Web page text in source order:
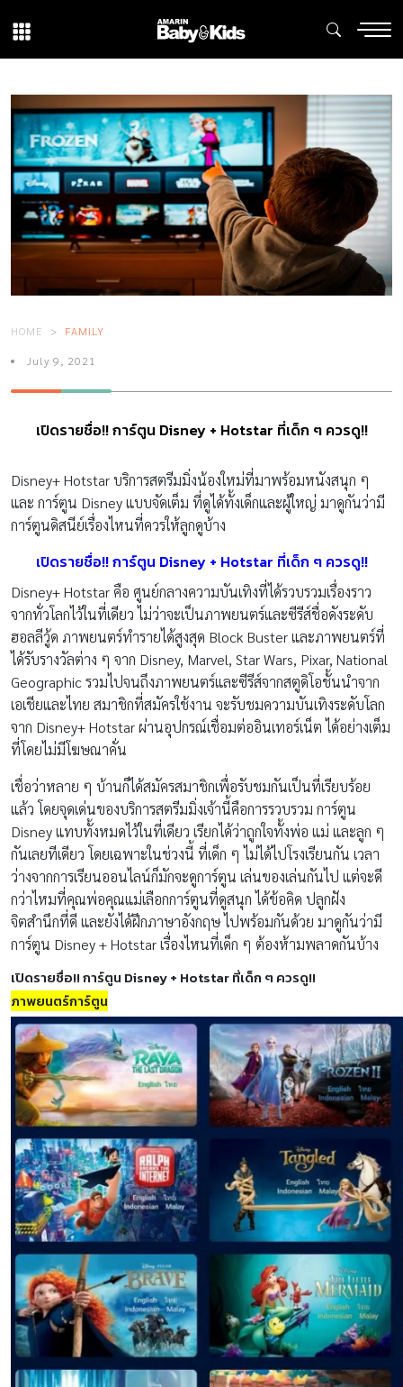
HOME FAMILY
July 9, 2021
เปิดรายชื่อ!! การ์ตูน Disney + Hotstar ที่เด็ก ๆ ควรดู!!
Disney+ Hotstar บริการสตรีมมิ่งน้องใหม่ที่มาพร้อมหนังสนุก ๆ
และ การ์ตูน Disney แบบจัดเต็ม ที่ดูได้ทั้งเด็กและผู้ใหญ่ มาดูกันว่ามี
การ์ตูนดิสนีย์เรื่องไหนที่ควรให้ลูกดูบ้าง
เปิดรายชื่อ!! การ์ตูน Disney + Hotstar ที่เด็ก ๆ ควรดู!!
Disney+ Hotstar คือ ศูนย์กลางความบันเทิงที่ได้รวบรวมเรื่องราว
จากทั่วโลกไว้ในที่เดียว ไม่ว่าจะเป็นภาพยนตร์และซีรีส์ชื่อดังระดับ
ฮอลลีวู้ด ภาพยนตร์ทำรายได้สูงสุด Block Buster และภาพยนตร์ที่
ได้รับรางวัลต่าง ๆ จาก Disney, Marvel, Star Wars, Pixar, National
Geographic รวมไปจนถึงภาพยนตร์และซีรีส์จากสตูดิโอชั้นนำจาก
เอเชียและไทย สมาชิกที่สมัครใช้งาน จะรับชมความบันเทิงระดับโลก
จาก Disney+ Hotstar ผ่านอุปกรณ์เชื่อมต่ออินเทอร์เน็ต ได้อย่างเต็ม
ที่โดยไม่มีโฆษณาคั่น
เชื่อว่าหลาย ๆ บ้านก็ได้สมัครสมาชิกเพื่อรับชมกันเป็นที่เรียบร้อย
แล้ว โดยจุดเด่นของบริการสตรีมมิ่งเจ้านี้คือการรวบรวม การ์ตูน
Disney แทบทั้งหมดไว้ในที่เดียว เรียกได้ว่าถูกใจทั้งพ่อ แม่ และลูก ๆ
กันเลยทีเดียว โดยเฉพาะในช่วงนี้ ที่เด็ก ๆ ไม่ได้ไปโรงเรียนกัน เวลา
ว่างจากการเรียนออนไลน์ก็มักจะดูการ์ตูน เล่นของเล่นกันไป แต่จะดี
กว่าไหมที่คุณพ่อคุณแม่เลือกการ์ตูนที่ดูสนุก ได้ข้อคิด ปลูกฝัง
จิตสำนึกที่ดี และยังได้ฝึกภาษาอังกฤษ ไปพร้อมกันด้วย มาดูกันว่ามี
การ์ตูน Disney + Hotstar เรื่องไหนที่เด็ก ๆ ต้องห้ามพลาดกันบ้าง
เปิดรายชื่อ!! การ์ตูน Disney + Hotstar ที่เด็ก ๆ ควรดู!!
ภาพยนตร์การ์ตูน